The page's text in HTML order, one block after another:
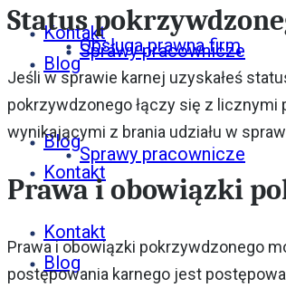
Blog
Kontakt
Kontakt
Obsługa prawna firm
Sprawy pracownicze
Blog
Sprawy pracownicze
Blog
Kontakt
Status
Jeśli w sprawie karnej uzyskałeś
pokrzywdzonego łączy się z
wynikającymi z brania udziału w
Prawa i obowiązki
Prawa i obowiązki pokrzywdzonego
postępowania karnego jest